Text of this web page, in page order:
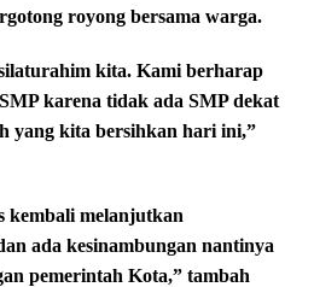
royong bersama warga.
kita. Kami berharap
karena tidak ada SMP dekat
yang kita bersihkan hari ini,”
kembali melanjutkan
ada kesinambungan nantinya
pemerintah Kota,” tambah